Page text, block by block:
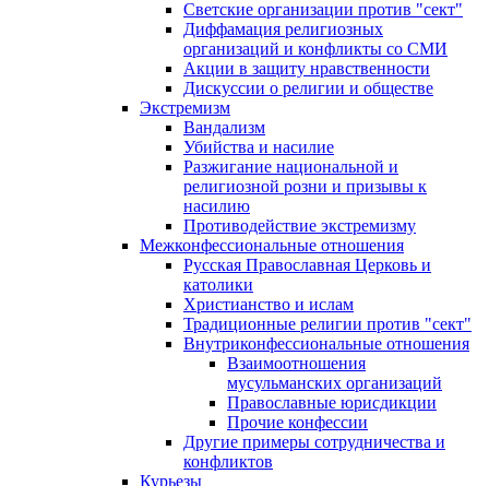
Светские организации против "сект"
Диффамация религиозных
организаций и конфликты со СМИ
Акции в защиту нравственности
Дискуссии о религии и обществе
Экстремизм
Вандализм
Убийства и насилие
Разжигание национальной и
религиозной розни и призывы к
насилию
Противодействие экстремизму
Межконфессиональные отношения
Русская Православная Церковь и
католики
Христианство и ислам
Традиционные религии против "сект"
Внутриконфессиональные отношения
Взаимоотношения
мусульманских организаций
Православные юрисдикции
Прочие конфессии
Другие примеры сотрудничества и
конфликтов
Курьезы